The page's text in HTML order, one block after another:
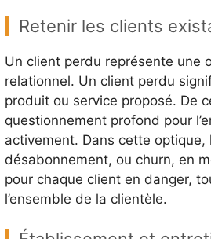
Retenir les clients
Un client perdu représente une
relationnel. Un client perdu
produit ou service proposé. De
questionnement profond pour
activement. Dans cette optique,
désabonnement, ou churn, en
pour chaque client en danger,
l’ensemble de la clientèle.